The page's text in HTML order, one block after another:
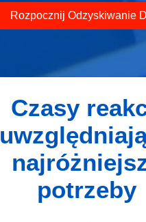
Rozpocznij Odzyskiwanie
Czasy
potrzeby